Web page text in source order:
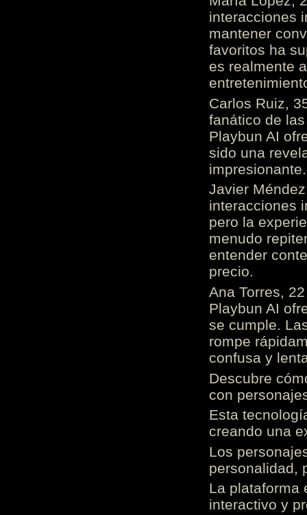
interacciones
mantener
favoritos ha
es realmente
Carlos Ruiz,
fanático de
Playbun AI
sido una
Javier
interacciones
pero la
menudo
entender
precio.
Ana Torres,
Playbun AI
se cumple.
rompe
confusa y
Descubre
con
Esta
creando una
Los
personalidad,
La plataforma
interactivo y